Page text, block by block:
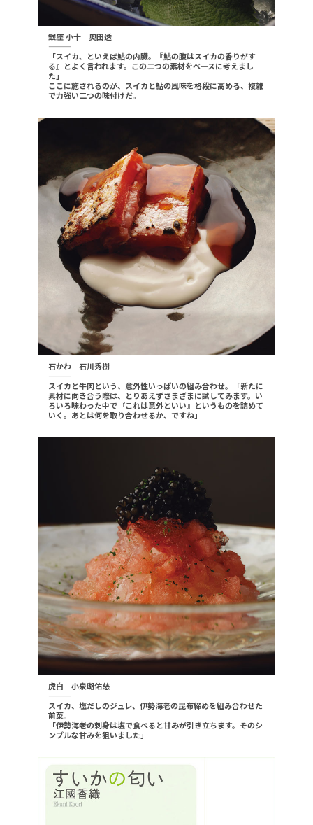
銀座 小十 奥田透
———
「スイカ、といえば鮎の内臓。『鮎の腹はスイカの香りがす
る』とよく言われます。この二つの素材をベースに考えまし
た」
ここに施されるのが、スイカと鮎の風味を格段に高める、複雑
で力強い二つの味付けだ。
石かわ 石川秀樹
———
スイカと牛肉という、意外性いっぱいの組み合わせ。「新たに
素材に向き合う際は、とりあえずさまざまに試してみます。い
ろいろ味わった中で『これは意外といい』というものを詰めて
いく。あとは何を取り合わせるか、ですね」
虎白 小泉瑚佑慈
———
スイカ、塩だしのジュレ、伊勢海老の昆布締めを組み合わせた
前菜。
「伊勢海老の刺身は塩で食べると甘みが引き立ちます。そのシ
ンプルな甘みを狙いました」